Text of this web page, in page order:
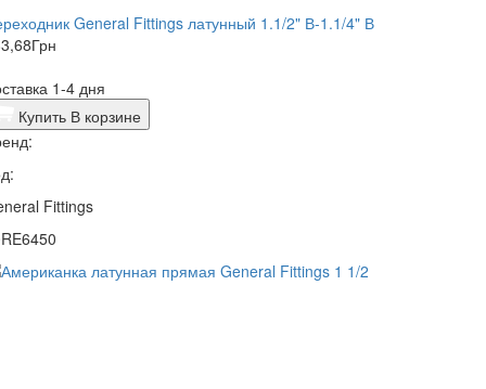
General Fittings латунный 1.1/2" В-1.1/4" В
Грн
1-4 дня
Купить В корзине
Fittings